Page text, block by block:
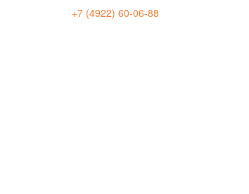
+7 (4922) 60-06-88